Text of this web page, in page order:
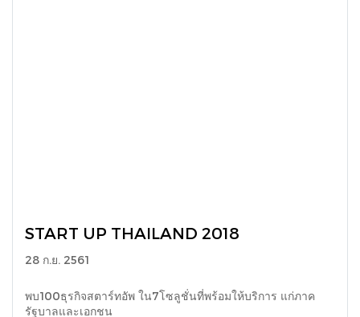
START UP THAILAND 2018
28 ก.ย. 2561
พบ100ธุรกิจสตาร์ทอัพ ใน7โซลูชั่นที่พร้อมให้บริการ แก่ภาค
รัฐบาลและเอกชน